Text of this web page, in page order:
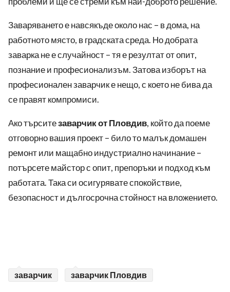
Заваряването е навсякъде около нас – в дома, на
работното място, в градската среда. Но добрата
заварка не е случайност – тя е резултат от опит,
познание и професионализъм. Затова изборът на
професионален заварчик е нещо, с което не бива да
се правят компромиси.
Ако търситезаварчик от Пловдив, който да поеме
отговорно вашия проект – било то малък домашен
ремонт или мащабно индустриално начинание –
потърсете майстор с опит, препоръки и подход към
работата. Така си осигурявате спокойствие,
безопасност и дългосрочна стойност на вложението.
заварчик заварчик Пловдив